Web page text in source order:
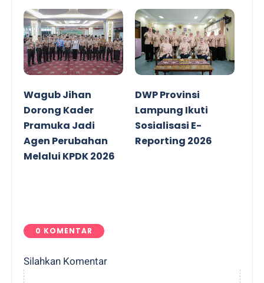
Wagub Jihan
Dorong Kader
Pramuka Jadi
Agen Perubahan
Melalui KPDK 2026
DWP Provinsi
Lampung Ikuti
Sosialisasi E-
Reporting 2026
0 KOMENTAR
Silahkan Komentar